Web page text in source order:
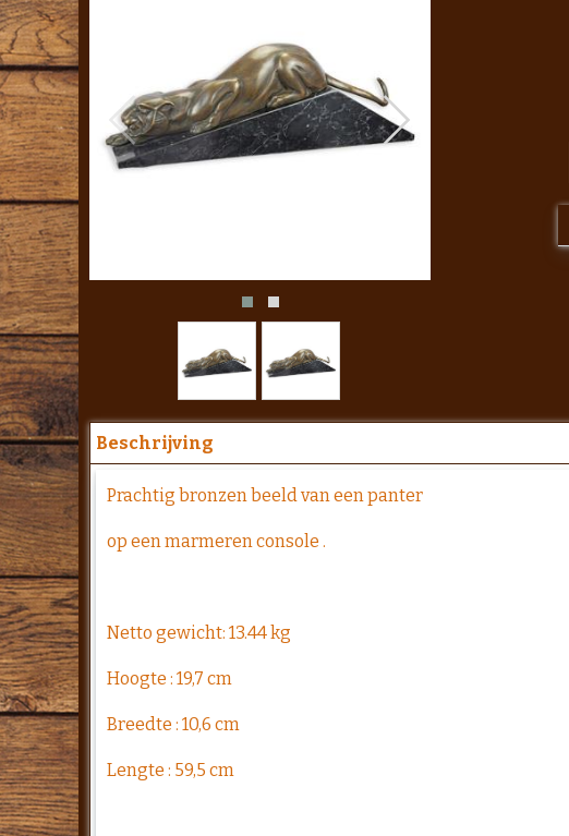
Beschrijving
Prachtig bronzen beeld van een panter
op een marmeren console .
Netto gewicht: 13.44 kg
Hoogte : 19,7 cm
Breedte : 10,6 cm
Lengte : 59,5 cm